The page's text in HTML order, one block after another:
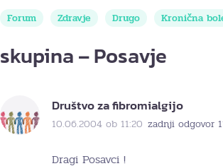
Forum Zdravje Drugo Kronična
skupina – Posavje
Društvo za fibromialgijo
10.06.2004 ob 11:20 zadnji odgovor
Dragi Posavci !